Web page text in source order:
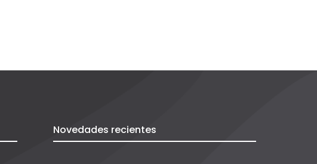
Novedades recientes